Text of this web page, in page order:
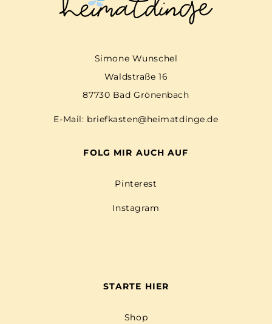
Simone Wunschel
Waldstraße 16
87730 Bad Grönenbach
E-Mail: briefkasten@heimatdinge.de
FOLG MIR AUCH AUF
Pinterest
Instagram
STARTE HIER
Shop